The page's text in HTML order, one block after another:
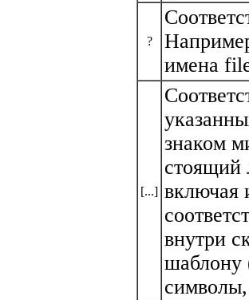
?
имена
[...]
знаком
стоящий
включая
внутри
шаблону